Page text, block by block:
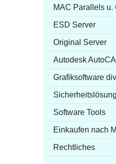
MAC Parallels u.
ESD Server
Original Server
Autodesk
Grafiksoftware
Sicherheitslösung
Software Tools
Einkaufen nach
Rechtliches